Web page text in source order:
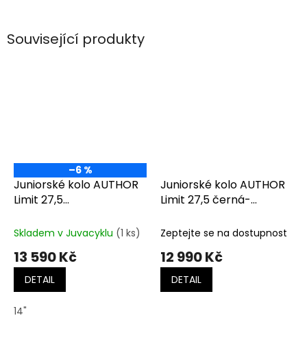
Související produkty
–6 %
Juniorské kolo AUTHOR
Limit 27,5
Skladem v Juvacyklu (1 ks)
13 590 Kč
DETAIL
14"
Juniorské kolo AUTHOR
Limit 27,5 černá-
Zeptejte se na dostupnost
12 990 Kč
DETAIL